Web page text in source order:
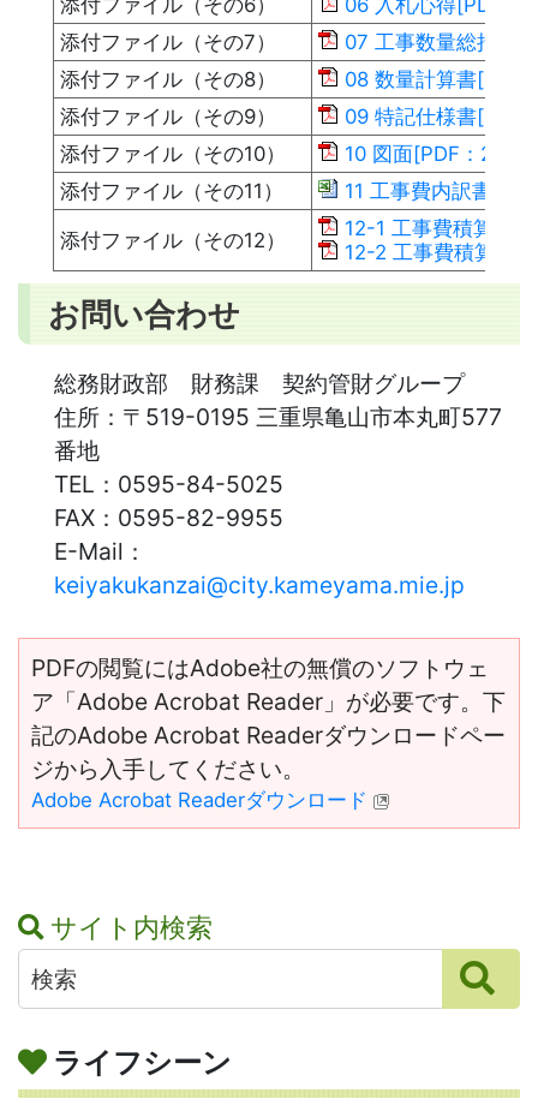
添付ファイル（その7）
07 工事数量総括表
添付ファイル（その8）
08 数量計算書[PDF
添付ファイル（その9）
09 特記仕様書[PDF
添付ファイル（その10）
10 図面[PDF：
添付ファイル（その11）
11 工事費内訳書(入
添付ファイル（その12）
12-1 工事費積算参
12-2 工事費積算参
お問い合わせ
総務財政部 財務課 契約管財グループ
住所： 〒519-0195 三重県亀山市本丸町577
番地
TEL： 0595-84-5025
FAX： 0595-82-9955
E-Mail：
keiyakukanzai@city.kameyama.mie.jp
PDFの閲覧にはAdobe社の無償のソフトウェ
ア「Adobe Acrobat Reader」が必要です。下
記のAdobe Acrobat Readerダウンロードペー
ジから入手してください。
Adobe Acrobat Readerダウンロード
サイト内検索
ライフシーン